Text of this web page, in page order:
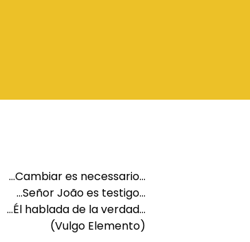
…Cambiar es necessario…
…Señor João es testigo…
…Él hablada de la verdad…
(Vulgo Elemento)